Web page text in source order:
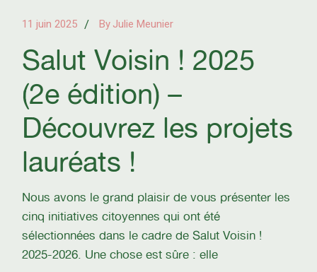
11 juin 2025 By Julie Meunier
Salut Voisin ! 2025
(2e édition) –
Découvrez les projets
lauréats !
Nous avons le grand plaisir de vous présenter les
cinq initiatives citoyennes qui ont été
sélectionnées dans le cadre de Salut Voisin !
2025-2026. Une chose est sûre : elle